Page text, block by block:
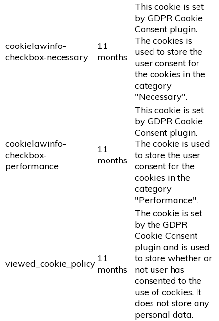
cookielawinfo-
checkbox-necessary
11
months
This cookie is set
by GDPR Cookie
Consent plugin.
The cookies is
used to store the
user consent for
the cookies in the
category
"Necessary".
cookielawinfo-
checkbox-
performance
11
months
This cookie is set
by GDPR Cookie
Consent plugin.
The cookie is used
to store the user
consent for the
cookies in the
category
"Performance".
viewed_cookie_policy 11
months
The cookie is set
by the GDPR
Cookie Consent
plugin and is used
to store whether or
not user has
consented to the
use of cookies. It
does not store any
personal data.